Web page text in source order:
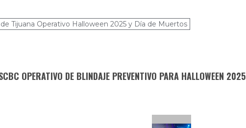
Tijuana Operativo Halloween 2025 y Día de Muertos
OPERATIVO DE BLINDAJE PREVENTIVO PARA HALLOWEEN 2025